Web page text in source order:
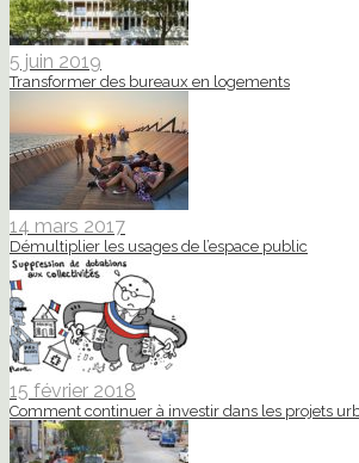
5 juin 2019
Transformer des bureaux en logements
14 mars 2017
Démultiplier les usages de l’espace public
15 février 2018
Comment continuer à investir dans les projets